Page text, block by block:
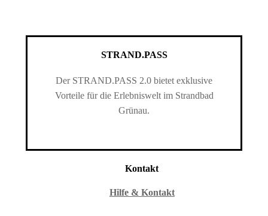
STRAND.PASS
Der STRAND.PASS 2.0 bietet exklusive
Vorteile für die Erlebniswelt im Strandbad
Grünau.
Kontakt
Hilfe & Kontakt